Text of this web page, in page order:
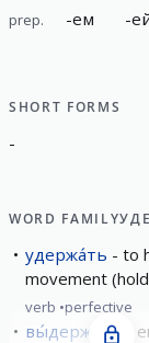
prep. -ем -
SHORT FORMS
-
WORD FAMILY
удержа́ть
to
movement
verb perfective
вы́держать